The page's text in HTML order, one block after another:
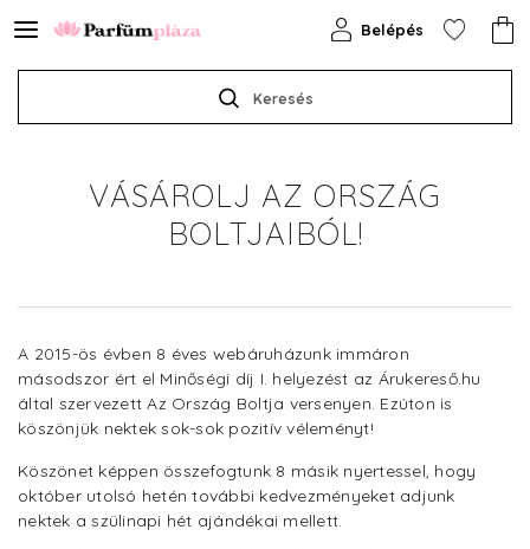
Keresés
Belépés
VÁSÁROLJ AZ ORSZÁG
BOLTJAIBÓL!
A 2015-ös évben 8 éves webáruházunk immáron
másodszor ért el Minőségi díj I. helyezést az Árukereső.hu
által szervezett Az Ország Boltja versenyen. Ezúton is
köszönjük nektek sok-sok pozitív véleményt!
Köszönet képpen összefogtunk 8 másik nyertessel, hogy
október utolsó hetén további kedvezményeket adjunk
nektek a szülinapi hét ajándékai mellett.